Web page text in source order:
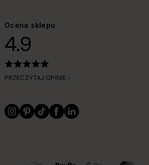
Ocena sklepu
4.9
PRZECZYTAJ OPINIE
OBSŁUGIWANE FORMY PŁATNOŚCI I DOSTAWY